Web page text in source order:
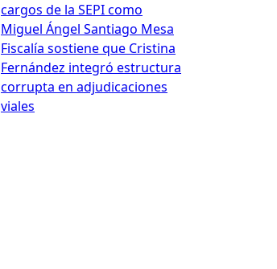
cargos de la SEPI como
Miguel Ángel Santiago Mesa
Fiscalía sostiene que Cristina
Fernández integró estructura
corrupta en adjudicaciones
viales